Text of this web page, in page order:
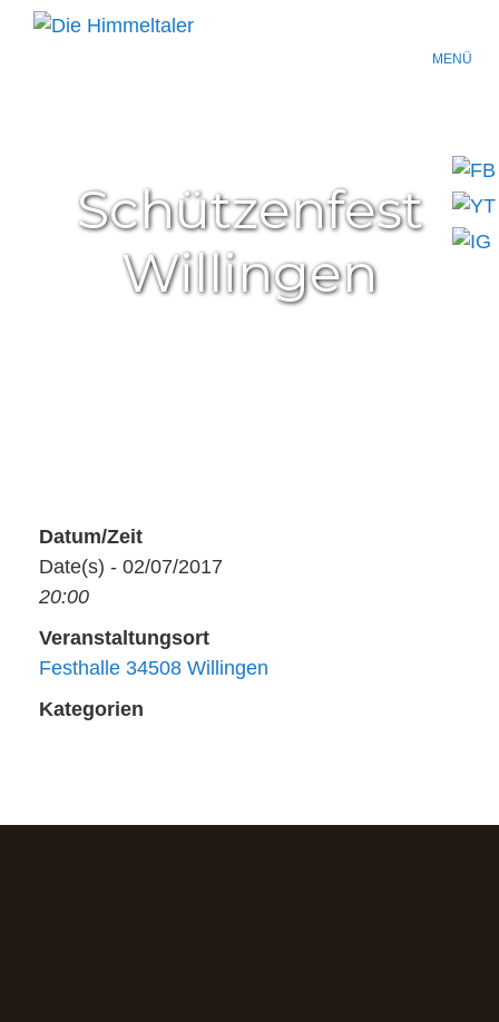
MENÜ
Schützenfest
Willingen
Datum/Zeit
Date(s) - 02/07/2017
20:00
Veranstaltungsort
Festhalle 34508 Willingen
Kategorien